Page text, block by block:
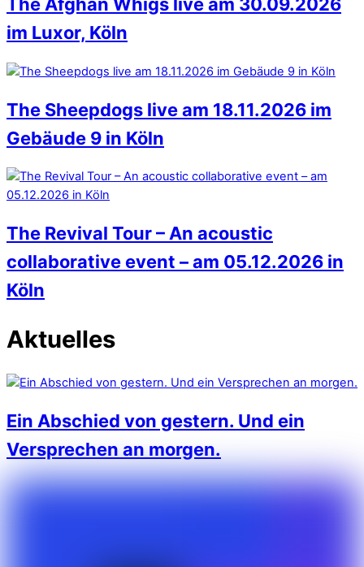
The Afghan Whigs live am 30.09.2026
im Luxor, Köln
The Sheepdogs live am 18.11.2026 im
Gebäude 9 in Köln
The Revival Tour – An acoustic
collaborative event – am 05.12.2026 in
Köln
Aktuelles
Ein Abschied von gestern. Und ein
Versprechen an morgen.